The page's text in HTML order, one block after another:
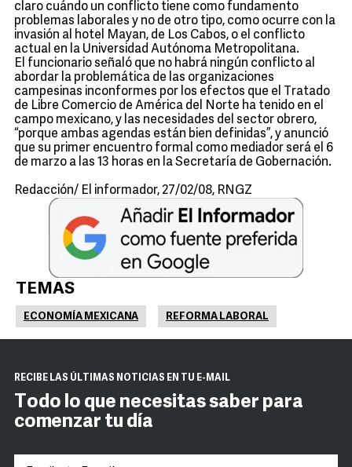
claro cuándo un conflicto tiene como fundamento
problemas laborales y no de otro tipo, como ocurre con la
invasión al hotel Mayan, de Los Cabos, o el conflicto
actual en la Universidad Autónoma Metropolitana.
El funcionario señaló que no habrá ningún conflicto al
abordar la problemática de las organizaciones
campesinas inconformes por los efectos que el Tratado
de Libre Comercio de América del Norte ha tenido en el
campo mexicano, y las necesidades del sector obrero,
“porque ambas agendas están bien definidas”, y anunció
que su primer encuentro formal como mediador será el 6
de marzo a las 13 horas en la Secretaría de Gobernación.
Redacción/ El informador, 27/02/08, RNGZ
TEMAS
ECONOMÍA MEXICANA REFORMA LABORAL
RECIBE LAS ÚLTIMAS NOTICIAS EN TU E-MAIL
Todo lo que necesitas saber para
comenzar tu día